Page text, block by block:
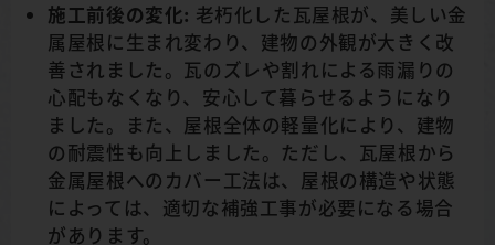
施工前後の変化: 老朽化した瓦屋根が、美しい金
属屋根に生まれ変わり、建物の外観が大きく改
善されました。瓦のズレや割れによる雨漏りの
心配もなくなり、安心して暮らせるようになり
ました。また、屋根全体の軽量化により、建物
の耐震性も向上しました。ただし、瓦屋根から
金属屋根へのカバー工法は、屋根の構造や状態
によっては、適切な補強工事が必要になる場合
があります。